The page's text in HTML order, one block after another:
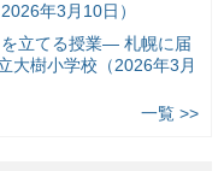
年3月10日）
立てる授業— 札幌に届
大樹小学校（2026年3月
一覧 >>